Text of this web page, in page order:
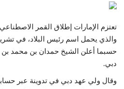
رياضة
فيديو
تعتزم الإمارات إطلاق القمر
والذي يحمل اسم رئيس البلاد، في
حسبما أعلن الشيخ حمدان بن محمد
دبي.
وقال ولي عهد دبي في تدوينة عبر